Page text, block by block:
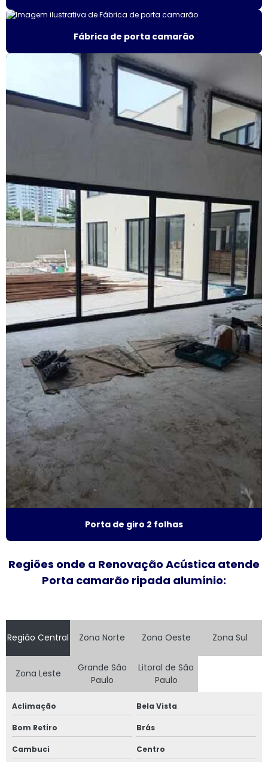
Fábrica de janela anti ruído
Fábrica de janela antirruído em são paulo
Fábrica de janela antirruído em sp
Fábrica de janela sobreposta de correr
Fábrica de janela sobreposta de correr em sp
Fábrica janela sobreposta de giro em são paulo
Fábrica de janela vidro multilaminado
Fábrica de janela vidro triplo
Fábrica de porta camarão
Fábrica de tela mosquiteira
Fabricante de esquadrias
Fabricante esquadrias alumínio
Fabricante de janela acústica
Fabricante de janela de alumínio sobreposta
Fabricante de janela anti ruído
Fabricante de janela antirruído em sp
Fabricante de janela sobreposta de correr
Fabricante de janela sobreposta de giro
Fabricante de janela vidro multilaminado
Fabricante de portas e janelas de alumínio
Fornecedor de esquadrias de alumínio
Fornecedor de janela de alumínio sobreposta
Fornecedor de janela sobreposta
Fábrica de porta camarão
Porta de giro 2 folhas
Regiões onde a Renovação Acústica atende
Porta camarão ripada alumínio:
Região Central Zona Norte Zona Oeste Zona Sul
Zona Leste
Grande São
Paulo
Litoral de São
Paulo
Aclimação Bela Vista
Bom Retiro Brás
Cambuci Centro